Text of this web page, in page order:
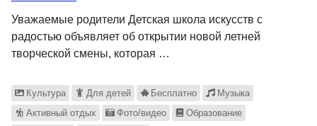
Уважаемые родители Детская школа искусств с
радостью объявляет об открытии новой летней
творческой смены, которая …
Культура Для детей Бесплатно
Музыка
Активный отдых
Фото/видео
Образование